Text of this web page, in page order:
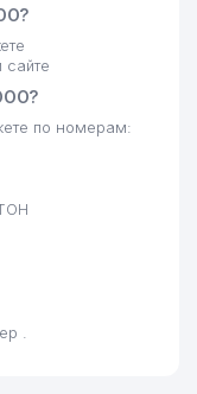
сайте
по номерам:
.